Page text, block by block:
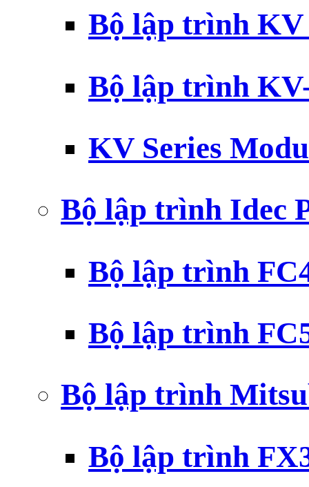
Bộ lập trình
Bộ lập trình
KV Series
Bộ lập trình Idec
Bộ lập trình
Bộ lập trình
Bộ lập trình
Bộ lập trình